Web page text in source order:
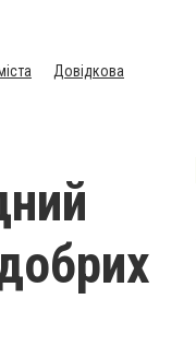
Довідкова